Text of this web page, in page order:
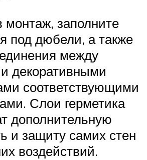
монтаж, заполните
под дюбели, а также
между
декоративными
соответствующими
Слои герметика
дополнительную
и защиту самих стен
воздействий.